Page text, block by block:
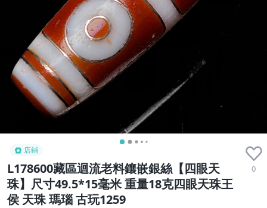
店鋪
L178600藏區迴流老料鑲嵌銀絲【四眼天
珠】尺寸49.5*15毫米 重量18克四眼天珠王
侯 天珠 瑪瑙 古玩1259
0